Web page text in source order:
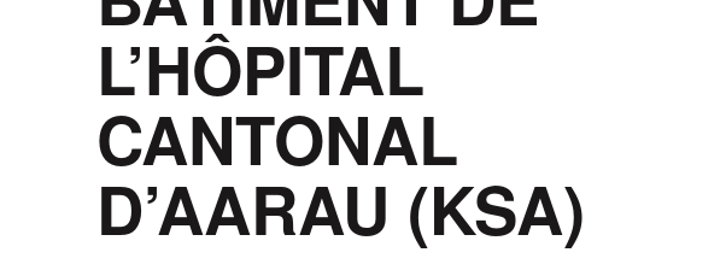
L’HÔPITAL
CANTONAL
D’AARAU (KSA)